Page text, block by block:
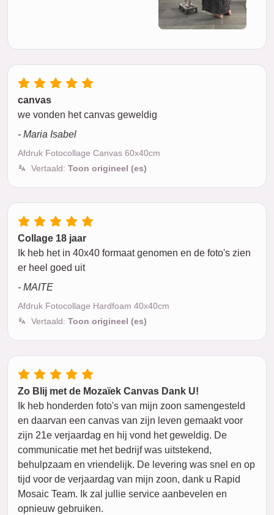
canvas
we vonden het canvas geweldig
- Maria Isabel
Afdruk Fotocollage Canvas 60x40cm
Vertaald: Toon origineel (es)
Collage 18 jaar
Ik heb het in 40x40 formaat genomen en de foto's zien
er heel goed uit
- MAITE
Afdruk Fotocollage Hardfoam 40x40cm
Vertaald: Toon origineel (es)
Zo Blij met de Mozaïek Canvas Dank U!
Ik heb honderden foto's van mijn zoon samengesteld
en daarvan een canvas van zijn leven gemaakt voor
zijn 21e verjaardag en hij vond het geweldig. De
communicatie met het bedrijf was uitstekend,
behulpzaam en vriendelijk. De levering was snel en op
tijd voor de verjaardag van mijn zoon, dank u Rapid
Mosaic Team. Ik zal jullie service aanbevelen en
opnieuw gebruiken.